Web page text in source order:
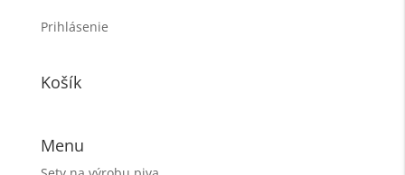
Prihlásenie
Košík
Menu